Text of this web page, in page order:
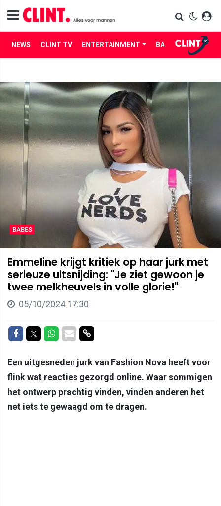
NEWS CLINT TV ENTERTAINMENT BABES LIFE
BABES
Emmeline krijgt kritiek op haar jurk met
serieuze uitsnijding: "Je ziet gewoon je
twee melkheuvels in volle glorie!"
05/10/2024 17:30
Delen op Facebook
Delen op Twitter
Delen op Whatsapp
Delen via Mail
Delen via link
Een uitgesneden jurk van Fashion Nova heeft voor
flink wat reacties gezorgd online. Waar sommigen
het ontwerp prachtig vinden, vinden anderen het
net iets te gewaagd om te dragen.